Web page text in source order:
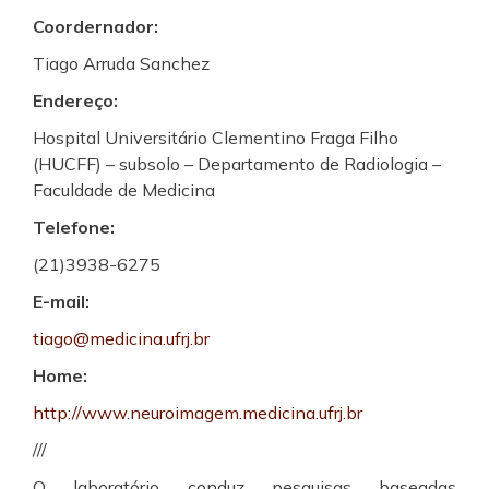
Coordernador:
Tiago Arruda Sanchez
Endereço:
Hospital Universitário Clementino Fraga Filho
(HUCFF) – subsolo – Departamento de Radiologia –
Faculdade de Medicina
Telefone:
(21)3938-6275
E-mail:
tiago@medicina.ufrj.br
Home:
http://www.neuroimagem.medicina.ufrj.br
///